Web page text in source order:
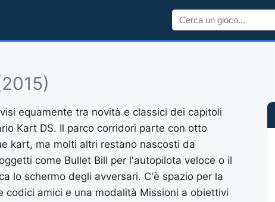
equamente tra novità e classici dei capitoli
Kart DS. Il parco corridori parte con otto
kart, ma molti altri restano nascosti da
come Bullet Bill per l'autopilota veloce o il
lo schermo degli avversari. C'è spazio per la
codici amici e una modalità Missioni a obiettivi